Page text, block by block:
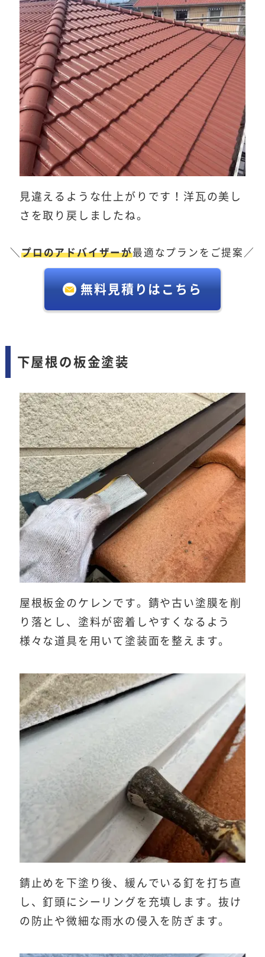
見違えるような仕上がりです！洋瓦の美し
さを取り戻しましたね。
＼プロのアドバイザーが最適なプランをご提案／
無料見積りはこちら
下屋根の板金塗装
屋根板金のケレンです。錆や古い塗膜を削
り落とし、塗料が密着しやすくなるよう
様々な道具を用いて塗装面を整えます。
錆止めを下塗り後、緩んでいる釘を打ち直
し、釘頭にシーリングを充填します。抜け
の防止や微細な雨水の侵入を防ぎます。